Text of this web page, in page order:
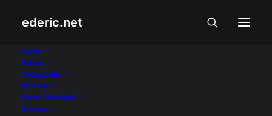
ederic.net
Home
About
Categories
Writings
Press Releases
Archive
Eraserheads Live!:
The Final Set